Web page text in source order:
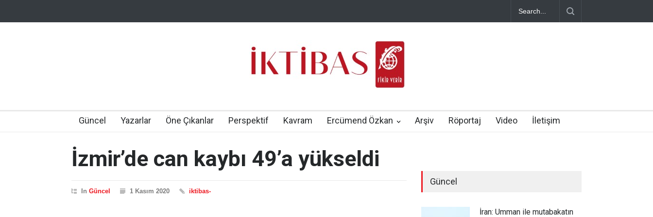
Güncel Yazarlar Öne Çıkanlar Perspektif Kavram Ercümend Özkan Arşiv Röportaj Video İletişim
İzmir’de can kaybı 49’a yükseldi
In Güncel 1 Kasım 2020 iktibas-
Güncel
İran: Umman ile mutabakatın